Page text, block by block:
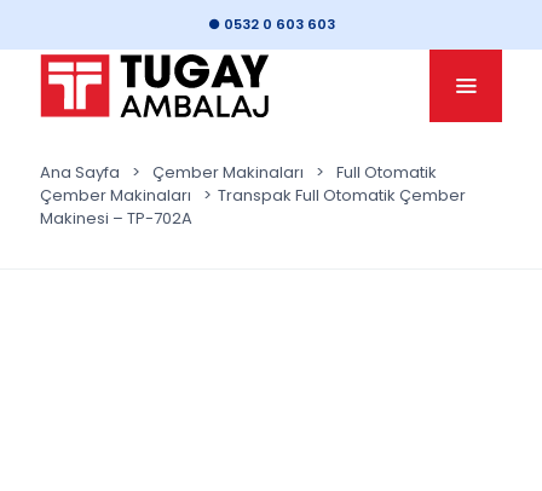
● 0532 0 603 603
Ana Sayfa > Çember Makinaları > Full Otomatik
Çember Makinaları
> Transpak Full Otomatik Çember
Makinesi – TP-702A